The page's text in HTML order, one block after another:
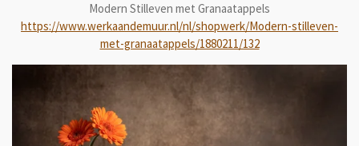
Modern Stilleven met Granaatappels
https://www.werkaandemuur.nl/nl/shopwerk/Modern-stilleven-
met-granaatappels/1880211/132